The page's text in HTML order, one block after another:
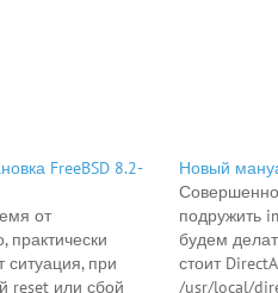
FreeBSD 8.2-
от
практически
ситуация, при
reset или сбой
Новый
подружить
будем
стоит
/usr/local/